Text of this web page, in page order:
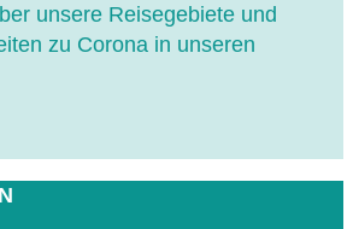
unsere Reisegebiete und
zu Corona in unseren